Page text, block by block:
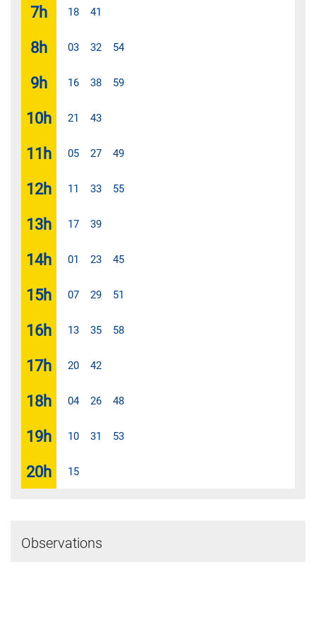
7h 18 41
8h 03 32 54
9h 16 38 59
10h 21 43
11 h 05 27 49
12h 11 33 55
13h 17 39
14h 01 23 45
15h 07 29 51
16h 13 35 58
17h 20 42
18h 04 26 48
19h 10 31 53
20h 15
Observations